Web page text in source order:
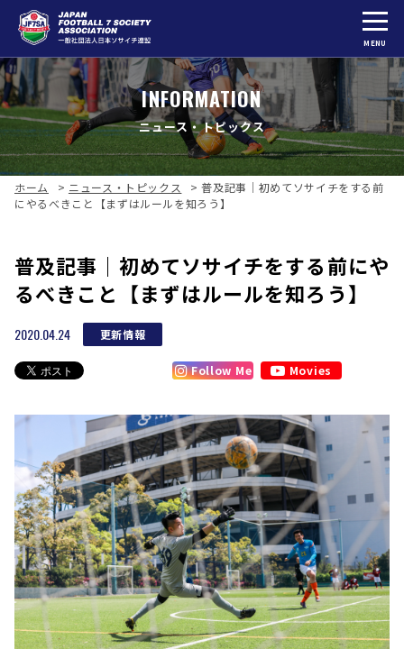
MENU
INFORMATION
ニュース・トピックス
ホーム > ニュース・トピックス >普及記事｜初めてソサイチをする前
にやるべきこと【まずはルールを知ろう】
普及記事｜初めてソサイチをする前にや
るべきこと【まずはルールを知ろう】
2020.04.24 更新情報
Follow Me Movies